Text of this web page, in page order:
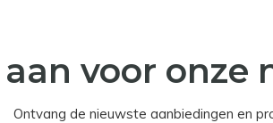
voor onze
Ontvang de nieuwste aanbiedingen en